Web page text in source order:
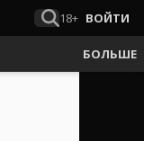
18+ ВОЙТИ
БОЛЬШЕ